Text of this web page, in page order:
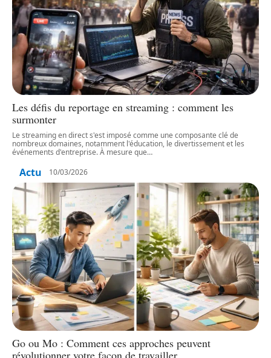
Les défis du reportage en streaming : comment les
surmonter
Le streaming en direct s'est imposé comme une composante clé de
nombreux domaines, notamment l'éducation, le divertissement et les
événements d'entreprise. À mesure que…
Actu 10/03/2026
Go ou Mo : Comment ces approches peuvent
révolutionner votre façon de travailler